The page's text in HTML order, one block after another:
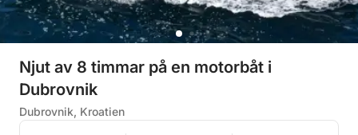
Njut av 8 timmar på en motorbåt i
Dubrovnik
Dubrovnik, Kroatien